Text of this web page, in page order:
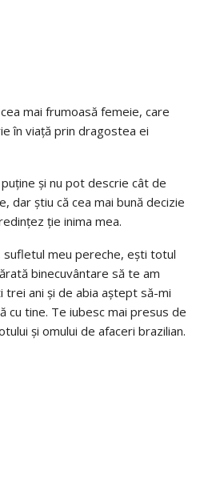
mai frumoasă femeie, care
în viață prin dragostea ei
și nu pot descrie cât de
dar știu că cea mai bună decizie
ție inima mea.
sufletul meu pereche, ești totul
binecuvântare să te am
trei ani și de abia aștept să-mi
cu tine. Te iubesc mai presus de
și omului de afaceri brazilian.